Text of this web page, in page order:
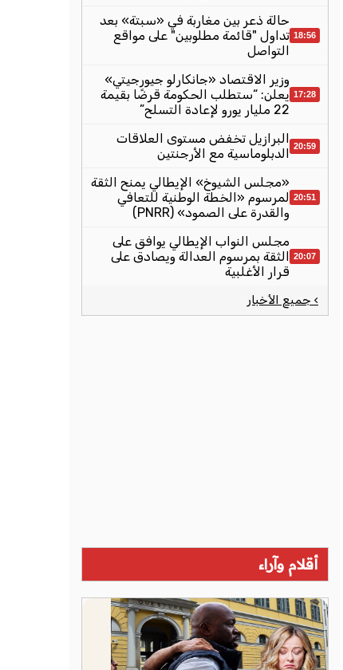
18:56
حالة ذعر بين مغاربة في «سبتة» بعد
تداول "قائمة مطلوبين" على مواقع
التواصل
17:28
وزير الاقتصاد «جانكارلو جيورجيتي»
يعلن: “ستطلب الحكومة قرضًا بقيمة
22 مليار يورو لإعادة التسلح”
20:59 البرازيل تخفض مستوى العلاقات
الدبلوماسية مع الأرجنتين
20:51
«مجلس الشيوخ» الإيطالي يمنح الثقة
لمرسوم «الخطة الوطنية للتعافي
والقدرة على الصمود» (PNRR)
20:07
مجلس النواب الإيطالي يوافق على
الثقة بمرسوم العدالة ويصادق على
قرار الأغلبية
› جميع الأخبار
أقلام وآراء